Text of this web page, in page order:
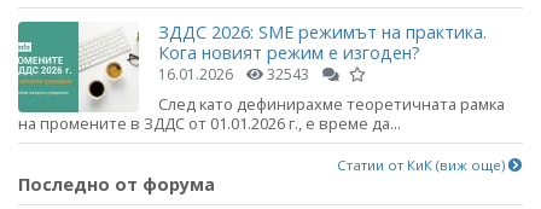
ЗДДС 2026: SME режимът на практика.
Кога новият режим е изгоден?
16.01.2026 32543
След като дефинирахме теоретичната рамка
на промените в ЗДДС от 01.01.2026 г., е време да...
Статии от КиК (виж още)
Последно от форума